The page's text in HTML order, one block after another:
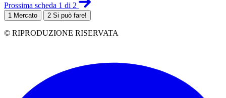
Prossima scheda 1 di 2
1 Mercato 2 Si può fare!
© RIPRODUZIONE RISERVATA